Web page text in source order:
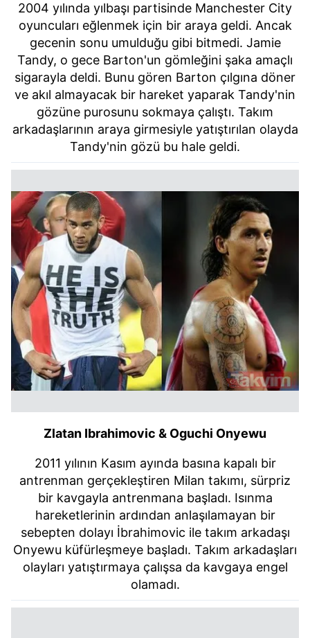
2004 yılında yılbaşı partisinde Manchester City
oyuncuları eğlenmek için bir araya geldi. Ancak
gecenin sonu umulduğu gibi bitmedi. Jamie
Tandy, o gece Barton'un gömleğini şaka amaçlı
sigarayla deldi. Bunu gören Barton çılgına döner
ve akıl almayacak bir hareket yaparak Tandy'nin
gözüne purosunu sokmaya çalıştı. Takım
arkadaşlarının araya girmesiyle yatıştırılan olayda
Tandy'nin gözü bu hale geldi.
Zlatan Ibrahimovic & Oguchi Onyewu
2011 yılının Kasım ayında basına kapalı bir
antrenman gerçekleştiren Milan takımı, sürpriz
bir kavgayla antrenmana başladı. Isınma
hareketlerinin ardından anlaşılamayan bir
sebepten dolayı İbrahimovic ile takım arkadaşı
Onyewu küfürleşmeye başladı. Takım arkadaşları
olayları yatıştırmaya çalışsa da kavgaya engel
olamadı.